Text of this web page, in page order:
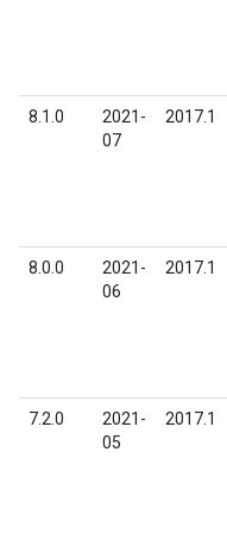
8.1.0
2021-
07
2017.1
8.0.0
2021-
06
2017.1
7.2.0
2021-
05
2017.1